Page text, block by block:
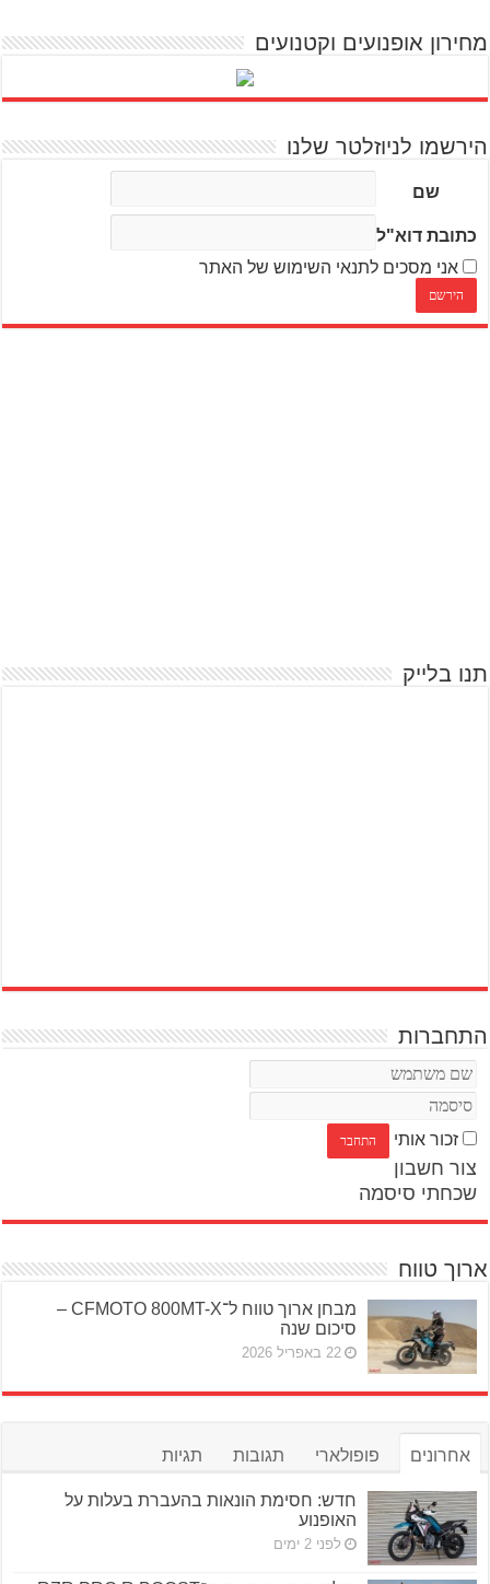
מחירון אופנועים וקטנועים
הירשמו לניוזלטר שלנו
שם
כתובת דוא"ל
אני מסכים לתנאי השימוש של האתר
תנו בלייק
התחברות
זכור אותי
צור חשבון
שכחתי סיסמה
ארוך טווח
מבחן ארוך טווח ל־CFMOTO 800MT-X –
סיכום שנה
22 באפריל 2026
אחרונים פופולארי תגובות תגיות
חדש: חסימת הונאות בהעברת בעלות על
האופנוע
לפני 2 ימים